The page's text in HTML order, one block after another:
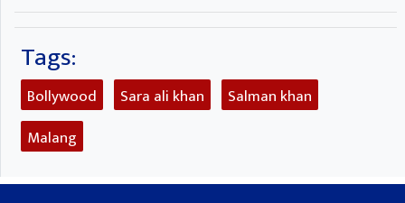
Tags:
Bollywood Sara ali khan
Salman khan
Malang